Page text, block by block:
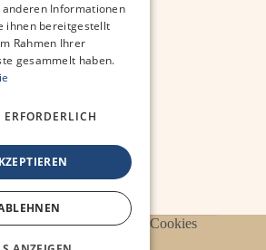
Impressum Cookies
Informationen
ihnen bereitgestellt
Rahmen Ihrer
gesammelt haben.